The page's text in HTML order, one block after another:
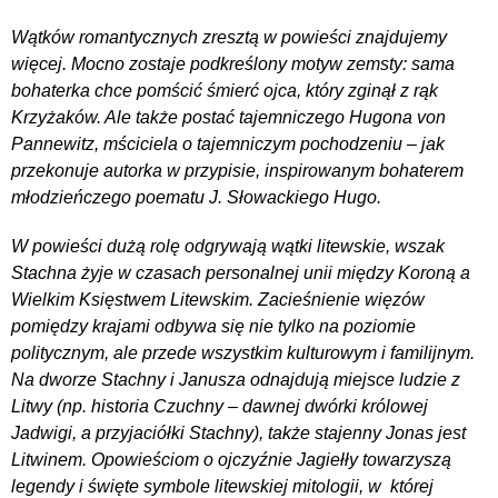
Wątków romantycznych zresztą w powieści znajdujemy
więcej. Mocno zostaje podkreślony motyw zemsty: sama
bohaterka chce pomścić śmierć ojca, który zginął z rąk
Krzyżaków. Ale także postać tajemniczego Hugona von
Pannewitz, mściciela o tajemniczym pochodzeniu – jak
przekonuje autorka w przypisie, inspirowanym bohaterem
młodzieńczego poematu J. Słowackiego Hugo.
W powieści dużą rolę odgrywają wątki litewskie, wszak
Stachna żyje w czasach personalnej unii między Koroną a
Wielkim Księstwem Litewskim. Zacieśnienie więzów
pomiędzy krajami odbywa się nie tylko na poziomie
politycznym, ale przede wszystkim kulturowym i familijnym.
Na dworze Stachny i Janusza odnajdują miejsce ludzie z
Litwy (np. historia Czuchny – dawnej dwórki królowej
Jadwigi, a przyjaciółki Stachny), także stajenny Jonas jest
Litwinem. Opowieściom o ojczyźnie Jagiełły towarzyszą
legendy i święte symbole litewskiej mitologii, w której